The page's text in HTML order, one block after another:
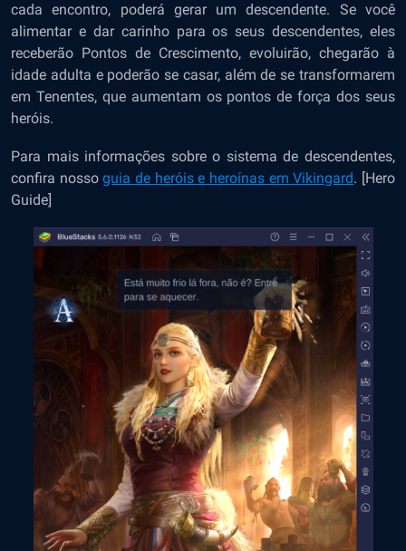
cada encontro, poderá gerar um descendente. Se você
alimentar e dar carinho para os seus descendentes, eles
receberão Pontos de Crescimento, evoluirão, chegarão à
idade adulta e poderão se casar, além de se transformarem
em Tenentes, que aumentam os pontos de força dos seus
heróis.
Para mais informações sobre o sistema de descendentes,
confira nossoguia de heróis e heroínas em Vikingard. [Hero
Guide]